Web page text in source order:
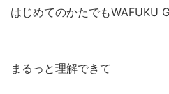
はじめてのかたでもWAFUKU
まるっと理解できて